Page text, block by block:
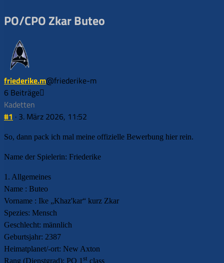
hier:
PO/CPO Zkar Buteo
friederike.m@friederike-m
6 Beiträge
Kadetten
#1 · 3. März 2026, 11:52
So, dann pack ich mal meine offizielle Bewerbung hier rein.
Name der Spielerin: Friederike
1. Allgemeines
Name : Buteo
Vorname : Ike „Khaz'kar“ kurz Zkar
Spezies: Mensch
Geschlecht: männlich
Geburtsjahr: 2387
Heimatplanet/-ort: New Axton
Rang (Dienstgrad): PO 1 st class